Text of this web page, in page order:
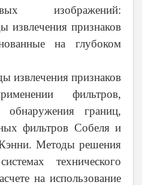
изображений:
извлечения признаков
на глубоком
извлечения признаков
фильтров,
обнаружения границ,
фильтров Собеля и
Методы решения
технического
на использование